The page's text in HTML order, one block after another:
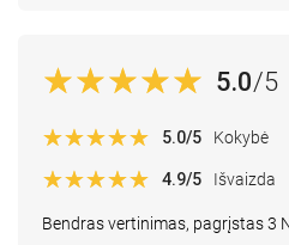
5.0/5
Bendras vertinimas, pagrįstas 3
5.0/5 Kokybė
4.9/5 Išvaizda